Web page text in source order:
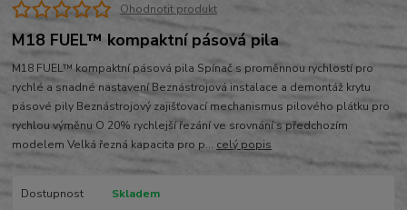
Ohodnotit produkt
M18 FUEL™ kompaktní pásová pila
M18 FUEL™ kompaktní pásová pila Spínač s proměnnou rychlostí pro
rychlé a snadné nastavení Beznástrojová instalace a demontáž krytu
pásové pily Beznástrojový zajišťovací mechanismus pilového plátku pro
rychlou výměnu O 20% rychlejší řezání ve srovnání s předchozím
modelem Velká řezná kapacita pro p... celý popis
Dostupnost
Skladem